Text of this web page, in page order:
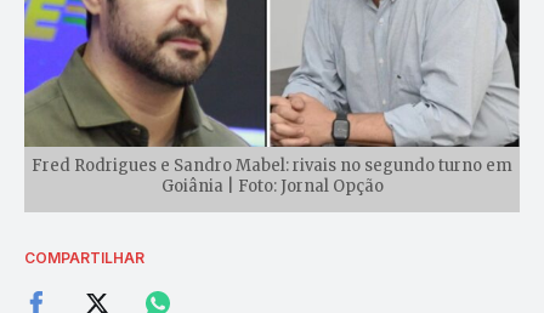
Fred Rodrigues e Sandro Mabel: rivais no segundo turno em
Goiânia | Foto: Jornal Opção
COMPARTILHAR